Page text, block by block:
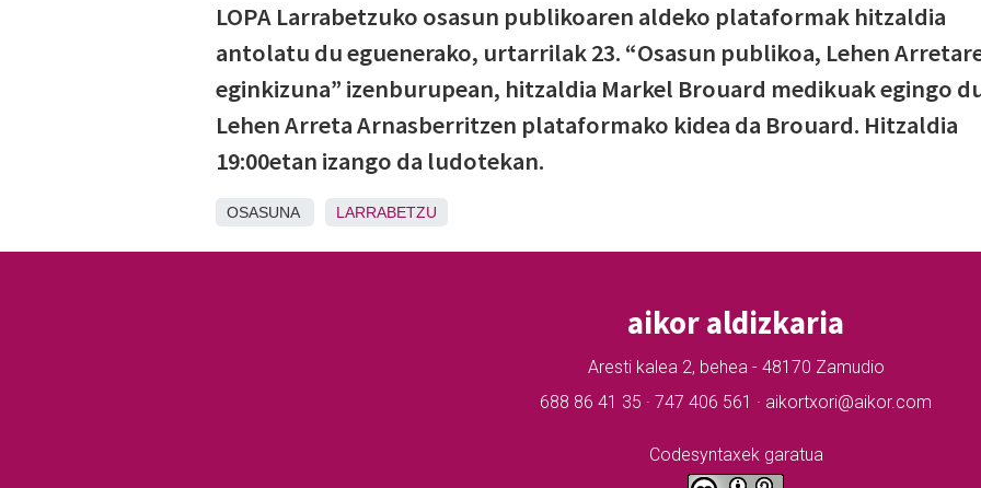
LOPA Larrabetzuko osasun publikoaren aldeko plataformak hitzaldia
antolatu du eguenerako, urtarrilak 23. “Osasun publikoa, Lehen
eginkizuna” izenburupean, hitzaldia Markel Brouard medikuak egingo
Lehen Arreta Arnasberritzen plataformako kidea da Brouard. Hitzaldia
19:00etan izango da ludotekan.
OSASUNA LARRABETZU
aikor aldizkaria
Aresti kalea 2, behea - 48170 Zamudio
688 86 41 35 · 747 406 561 · aikortxori@aikor.com
Codesyntaxek garatua